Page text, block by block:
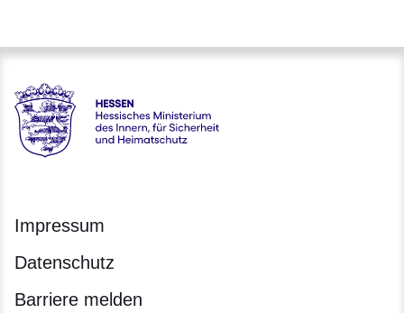
Hessen - Hessisches Ministerium des Innern, für Sicherheit
Impressum
Datenschutz
Barriere melden